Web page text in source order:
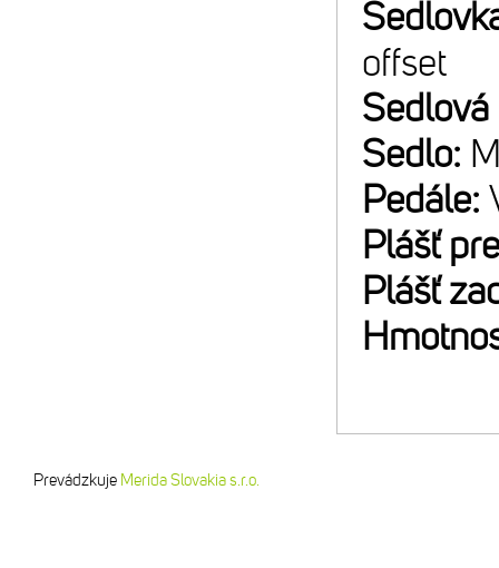
offset
Sedlo:
Pedále:
Plášť
Plášť
Prevádzkuje Merida Slovakia s.r.o.